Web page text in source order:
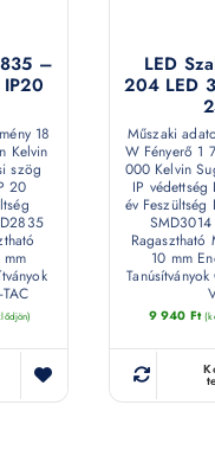
–
18
Kelvin
szög
20
LED
204 LED
Műszaki
W Fényerő 1
000 Kelvin
IP
év
10 mm
9 940 Ft